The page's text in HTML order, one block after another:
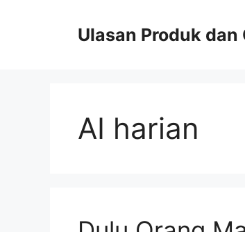
Ulasan Produk dan
AI harian